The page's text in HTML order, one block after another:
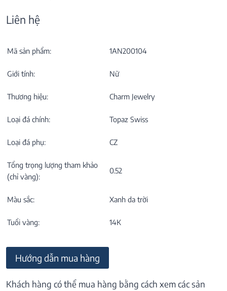
Liên hệ
Mã sản phẩm: 1AN200104
Giới tính: Nữ
Thương hiệu: Charm Jewelry
Loại đá chính: Topaz Swiss
Loại đá phụ: CZ
Tổng trọng lượng tham khảo
(chỉ vàng):
0.52
Màu sắc: Xanh da trời
Tuổi vàng: 14K
Hướng dẫn mua hàng
Khách hàng có thể mua hàng bằng cách xem các sản